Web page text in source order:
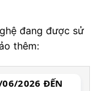
đang được sử
thêm:
2026 ĐẾN